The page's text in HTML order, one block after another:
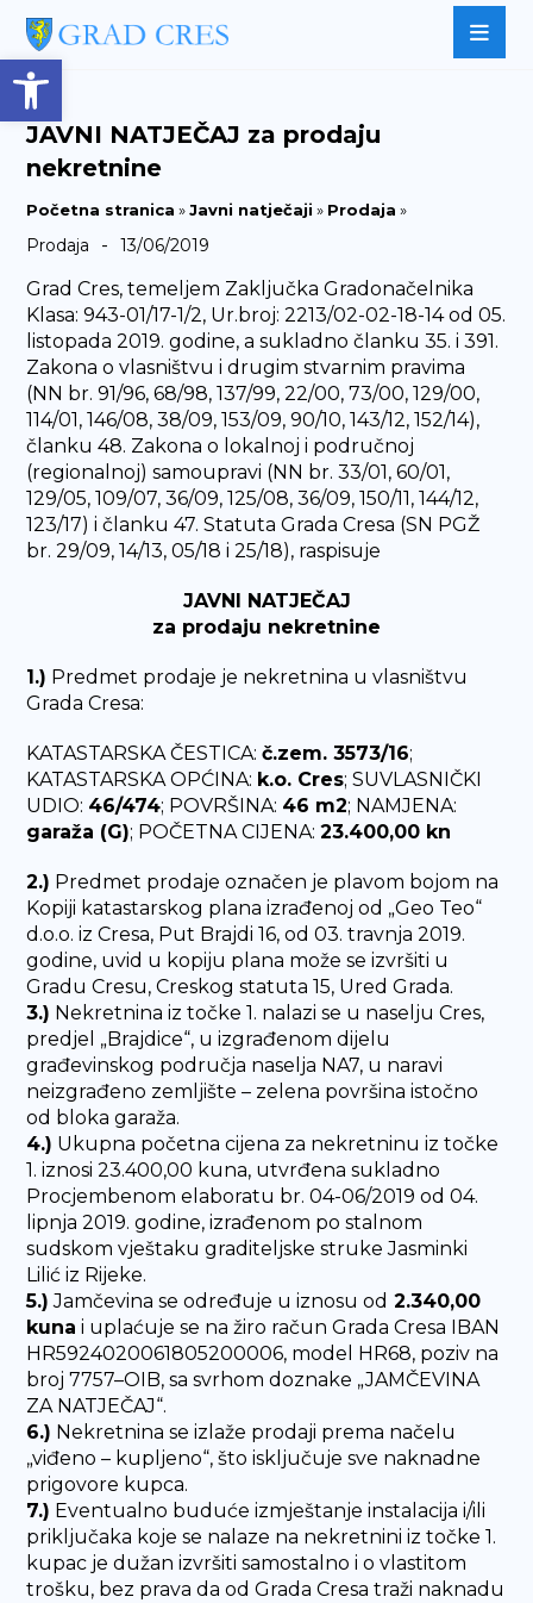
Open toolbar
JAVNI NATJEČAJ za prodaju
nekretnine
Početna stranica »Javni natječaji » Prodaja »
Prodaja - 13/06/2019
Grad Cres, temeljem Zaključka Gradonačelnika
Klasa: 943-01/17-1/2, Ur.broj: 2213/02-02-18-14 od 05.
listopada 2019. godine, a sukladno članku 35. i 391.
Zakona o vlasništvu i drugim stvarnim pravima
(NN br. 91/96, 68/98, 137/99, 22/00, 73/00, 129/00,
114/01, 146/08, 38/09, 153/09, 90/10, 143/12, 152/14),
članku 48. Zakona o lokalnoj i područnoj
(regionalnoj) samoupravi (NN br. 33/01, 60/01,
129/05, 109/07, 36/09, 125/08, 36/09, 150/11, 144/12,
123/17) i članku 47. Statuta Grada Cresa (SN PGŽ
br. 29/09, 14/13, 05/18 i 25/18), raspisuje
JAVNI NATJEČAJ
za prodaju nekretnine
1.) Predmet prodaje je nekretnina u vlasništvu
Grada Cresa:
KATASTARSKA ČESTICA:č.zem. 3573/16;
KATASTARSKA OPĆINA: k.o. Cres; SUVLASNIČKI
UDIO: 46/474; POVRŠINA: 46 m2; NAMJENA:
garaža (G); POČETNA CIJENA:23.400,00 kn
2.) Predmet prodaje označen je plavom bojom na
Kopiji katastarskog plana izrađenoj od „Geo Teo“
d.o.o. iz Cresa, Put Brajdi 16, od 03. travnja 2019.
godine, uvid u kopiju plana može se izvršiti u
Gradu Cresu, Creskog statuta 15, Ured Grada.
3.) Nekretnina iz točke 1. nalazi se u naselju Cres,
predjel „Brajdice“, u izgrađenom dijelu
građevinskog područja naselja NA7, u naravi
neizgrađeno zemljište – zelena površina istočno
od bloka garaža.
4.) Ukupna početna cijena za nekretninu iz točke
1. iznosi 23.400,00 kuna, utvrđena sukladno
Procjembenom elaboratu br. 04-06/2019 od 04.
lipnja 2019. godine, izrađenom po stalnom
sudskom vještaku graditeljske struke Jasminki
Lilić iz Rijeke.
5.) Jamčevina se određuje u iznosu od 2.340,00
kuna i uplaćuje se na žiro račun Grada Cresa IBAN
HR5924020061805200006, model HR68, poziv na
broj 7757–OIB, sa svrhom doznake „JAMČEVINA
ZA NATJEČAJ“.
6.) Nekretnina se izlaže prodaji prema načelu
„viđeno – kupljeno“, što isključuje sve naknadne
prigovore kupca.
7.) Eventualno buduće izmještanje instalacija i/ili
priključaka koje se nalaze na nekretnini iz točke 1.
kupac je dužan izvršiti samostalno i o vlastitom
trošku, bez prava da od Grada Cresa traži naknadu